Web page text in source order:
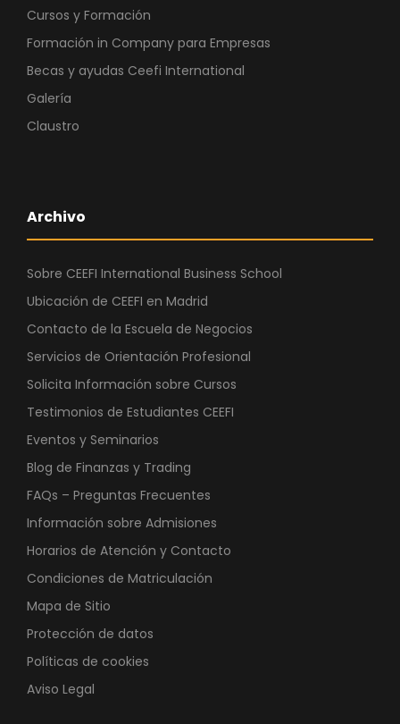
Cursos y Formación
Formación in Company para Empresas
Becas y ayudas Ceefi International
Galería
Claustro
Archivo
Sobre CEEFI International Business School
Ubicación de CEEFI en Madrid
Contacto de la Escuela de Negocios
Servicios de Orientación Profesional
Solicita Información sobre Cursos
Testimonios de Estudiantes CEEFI
Eventos y Seminarios
Blog de Finanzas y Trading
FAQs – Preguntas Frecuentes
Información sobre Admisiones
Horarios de Atención y Contacto
Condiciones de Matriculación
Mapa de Sitio
Protección de datos
Políticas de cookies
Aviso Legal